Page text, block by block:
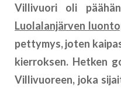
Villivuori oli
Luolalanjärven
pettymys, joten
kierroksen. Hetken
Villivuoreen, joka